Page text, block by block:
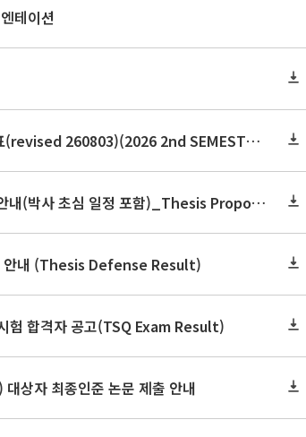
테이션
2026학년도 2학기 보건대학원 강의시간표(revised 260803)(2026 2nd SEMESTER SNU GSPH TIMETABLE)
2026학년도 2학기 논문작성계획서 제출 안내(박사 초심 일정 포함)_Thesis Proposal
안내 (Thesis Defense Result)
험 합격자 공고(TSQ Exam Result)
상자 최종인준 논문 제출 안내